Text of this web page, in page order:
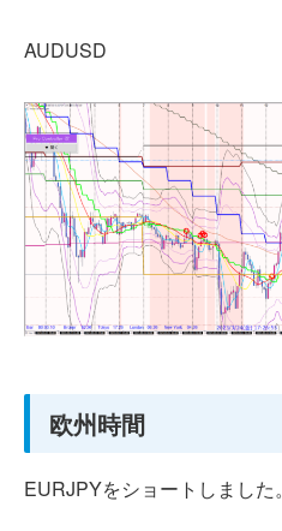
AUDUSD
欧州時間
EURJPYをショートしました。